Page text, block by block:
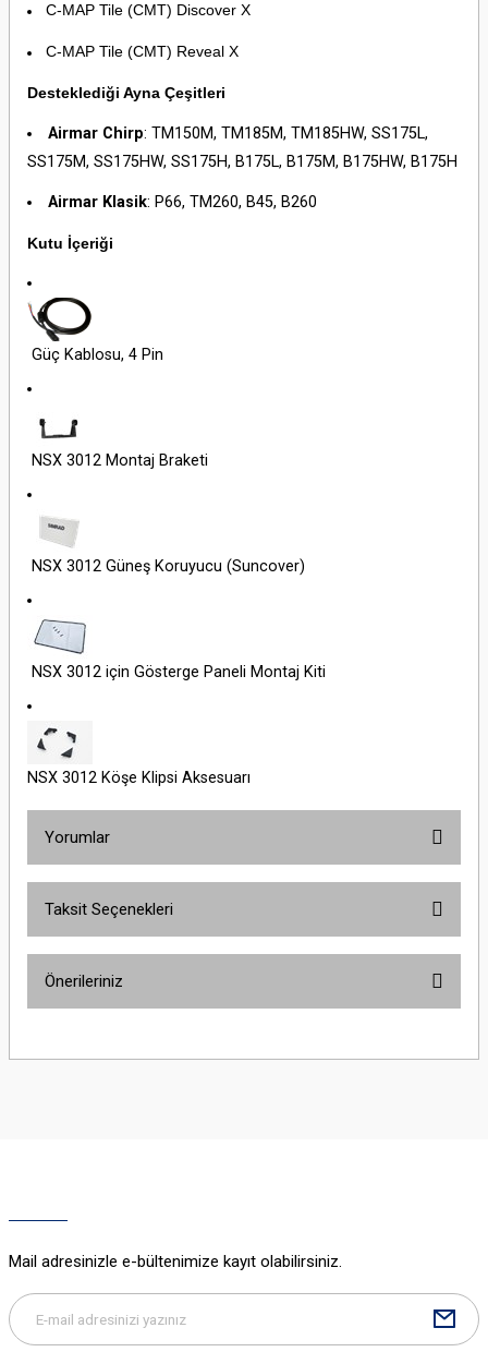
C-MAP Tile (CMT) Discover X
C-MAP Tile (CMT) Reveal X
Desteklediği Ayna Çeşitleri
Airmar Chirp: TM150M, TM185M, TM185HW, SS175L,
SS175M, SS175HW, SS175H, B175L, B175M, B175HW, B175H
Airmar Klasik: P66, TM260, B45, B260
Kutu İçeriği
Güç Kablosu, 4 Pin
NSX 3012 Montaj Braketi
NSX 3012 Güneş Koruyucu (Suncover)
NSX 3012 için Gösterge Paneli Montaj Kiti
NSX 3012 Köşe Klipsi Aksesuarı
Yorumlar
Taksit Seçenekleri
Önerileriniz
yetersiz gördüğünüz noktaları öneri formunu kullanarak tarafımıza
Bu ürüne benzer farklı alternatifler olmalı.
Mail adresinizle e-bültenimize kayıt olabilirsiniz.